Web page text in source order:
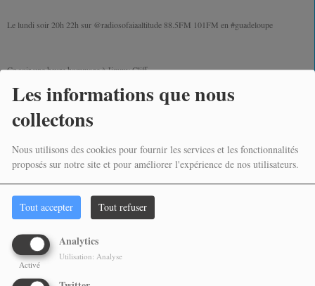
Les informations que nous
collectons
Nous utilisons des cookies pour fournir les services et les fonctionnalités
proposés sur notre site et pour améliorer l'expérience de nos utilisateurs.
Tout accepter Tout refuser
Analytics
Activé
Utilisation: Analyse
Le lundi soir 20h 22h sur @radiosofaiaaltitude 88.5FM 101FM en #guadeloupe
Ce soir une heure hommage à Jimmy Cliff
https://www.radio-sofaia-altitude.com/emissions/zion-station-29
Instagram @zionstationradioshow
Mail
Zionstationradioshow@gmail.com